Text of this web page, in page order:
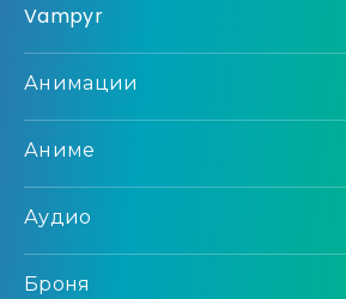
Vampyr
Анимации
Аниме
Аудио
Броня